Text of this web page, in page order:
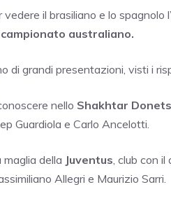
il brasiliano e lo spagnolo
australiano.
di grandi presentazioni, visti i
nello Shakhtar
Guardiola e Carlo Ancelotti.
della Juventus, club con
Allegri e Maurizio Sarri.